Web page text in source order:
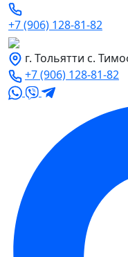
+7 (906) 128-81-82
г. Тольятти с.
+7 (906) 128-81-82